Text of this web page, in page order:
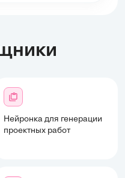
Нейронка для генерации
проектных работ